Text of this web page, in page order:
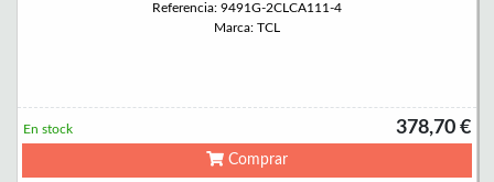
Referencia: 9491G-2CLCA111-4
Marca: TCL
378,70 €
En stock
Comprar